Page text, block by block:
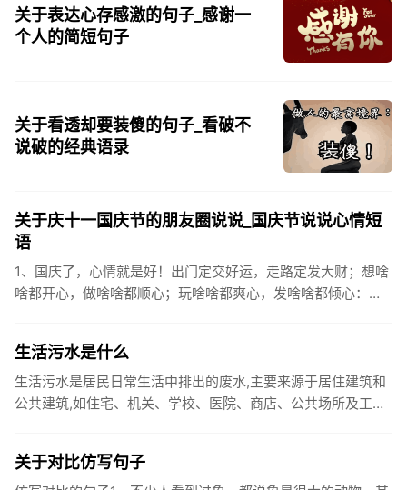
关于表达心存感激的句子_感谢一
个人的简短句子
关于看透却要装傻的句子_看破不
说破的经典语录
关于庆十一国庆节的朋友圈说说_国庆节说说心情短
语
1、国庆了，心情就是好！出门定交好运，走路定发大财；想啥
啥都开心，做啥啥都顺心；玩啥啥都爽心，发啥啥都倾心：祝
生活污水是什么
生活污水是居民日常生活中排出的废水,主要来源于居住建筑和
公共建筑,如住宅、机关、学校、医院、商店、公共场所及工业
关于对比仿写句子